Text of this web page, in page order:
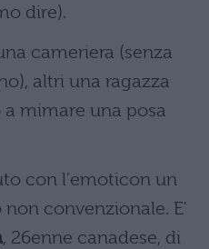
dire).
cameriera (senza
altri una ragazza
mimare una posa
con l'emoticon un
convenzionale. E'
, 26enne canadese, di